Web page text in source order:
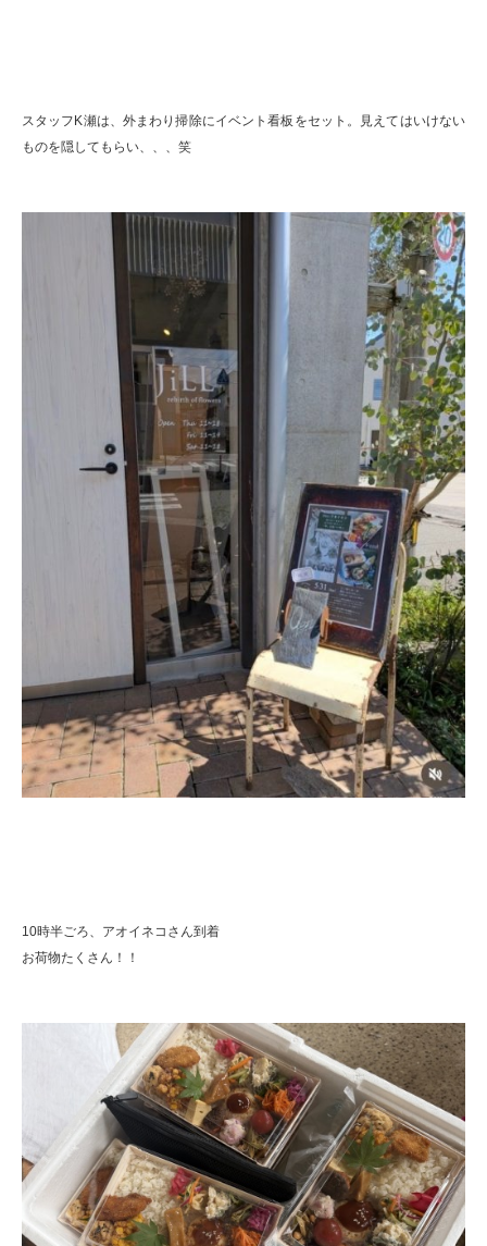
スタッフK瀬は、外まわり掃除にイベント看板をセット。見えてはいけない
ものを隠してもらい、、、笑
10時半ごろ、アオイネコさん到着
お荷物たくさん！！